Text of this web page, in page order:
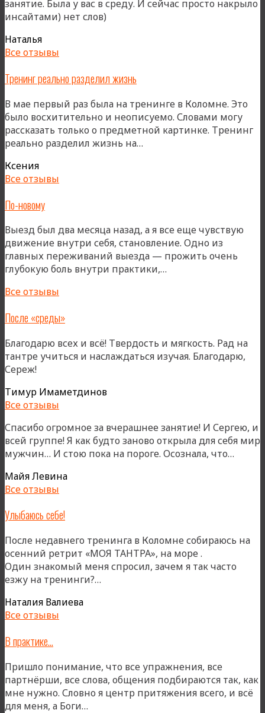
занятие. Была у вас в среду. И сейчас просто накрыло
инсайтами) нет слов)
Наталья
Все отзывы
Тренинг реально разделил жизнь
В мае первый раз была на тренинге в Коломне. Это
было восхитительно и неописуемо. Словами могу
рассказать только о предметной картинке. Тренинг
реально разделил жизнь на…
Ксения
Все отзывы
По-новому
Выезд был два месяца назад, а я все еще чувствую
движение внутри себя, становление. Одно из
главных переживаний выезда — прожить очень
глубокую боль внутри практики,…
Все отзывы
После «среды»
Благодарю всех и всё! Твердость и мягкость. Рад на
тантре учиться и наслаждаться изучая. Благодарю,
Сереж!
Тимур Имаметдинов
Все отзывы
Спасибо огромное за вчерашнее занятие! И Сергею, и
всей группе! Я как будто заново открыла для себя мир
мужчин… И стою пока на пороге. Осознала, что…
Майя Левина
Все отзывы
Улыбаюсь себе!
После недавнего тренинга в Коломне собираюсь на
осенний ретрит «МОЯ ТАНТРА», на море .
Один знакомый меня спросил, зачем я так часто
езжу на тренинги?…
Наталия Валиева
Все отзывы
В практике…
Пришло понимание, что все упражнения, все
партнёрши, все слова, общения подбираются так, как
мне нужно. Словно я центр притяжения всего, и всё
для меня, а Боги…